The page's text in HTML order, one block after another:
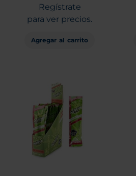
Regístrate
para ver precios.
Agregar al carrito